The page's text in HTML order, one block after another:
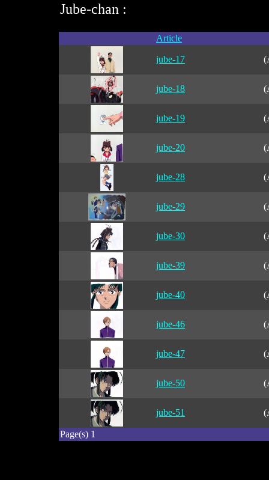
Jube-chan :
Article
jube-17
jube-18
jube-19
jube-20
jube-28
jube-29
jube-30
jube-39
jube-40
jube-46
jube-47
jube-50
jube-51
Page(s) 1